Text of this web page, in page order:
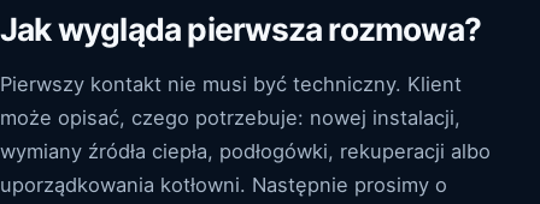
Jak wygląda pierwsza rozmowa?
Pierwszy kontakt nie musi być techniczny. Klient
może opisać, czego potrzebuje: nowej instalacji,
wymiany źródła ciepła, podłogówki, rekuperacji albo
uporządkowania kotłowni. Następnie prosimy o